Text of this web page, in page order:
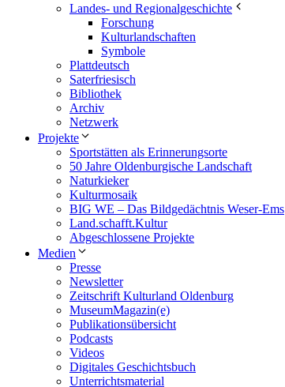
Landes- und Regionalgeschichte
Forschung
Kulturlandschaften
Symbole
Plattdeutsch
Saterfriesisch
Bibliothek
Archiv
Netzwerk
Projekte
Sportstätten als Erinnerungsorte
50 Jahre Oldenburgische Landschaft
Naturkieker
Kulturmosaik
BIG WE – Das Bildgedächtnis Weser-Ems
Land.schafft.Kultur
Abgeschlossene Projekte
Medien
Presse
Newsletter
Zeitschrift Kulturland Oldenburg
MuseumMagazin(e)
Publikationsübersicht
Podcasts
Videos
Digitales Geschichtsbuch
Unterrichtsmaterial